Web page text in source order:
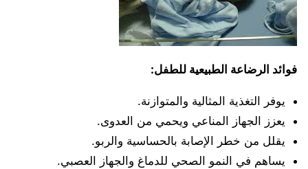
فوائد الرضاعة الطبيعية للطفل:
يوفر التغذية المثالية والمتوازنة.
يعزز الجهاز المناعي ويحمي من العدوى.
يقلل من خطر الإصابة بالحساسية والربو.
يساهم في النمو الصحي للدماغ والجهاز العصبي.